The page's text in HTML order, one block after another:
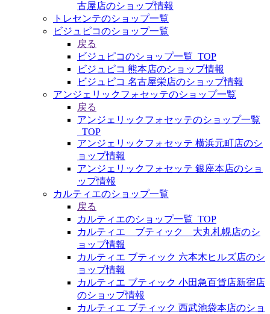
古屋店のショップ情報
トレセンテのショップ一覧
ビジュピコのショップ一覧
戻る
ビジュピコのショップ一覧_TOP
ビジュピコ 熊本店のショップ情報
ビジュピコ 名古屋栄店のショップ情報
アンジェリックフォセッテのショップ一覧
戻る
アンジェリックフォセッテのショップ一覧
_TOP
アンジェリックフォセッテ 横浜元町店のシ
ョップ情報
アンジェリックフォセッテ 銀座本店のショ
ップ情報
カルティエのショップ一覧
戻る
カルティエのショップ一覧_TOP
カルティエ ブティック 大丸札幌店のシ
ョップ情報
カルティエ ブティック 六本木ヒルズ店のシ
ョップ情報
カルティエ ブティック 小田急百貨店新宿店
のショップ情報
カルティエ ブティック 西武池袋本店のショ